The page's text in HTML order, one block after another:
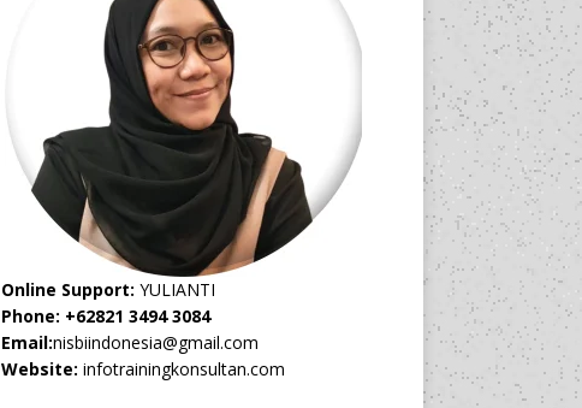
Online Support: YULIANTI
Phone: +62821 3494 3084
Email:nisbiindonesia@gmail.com
Website: infotrainingkonsultan.com